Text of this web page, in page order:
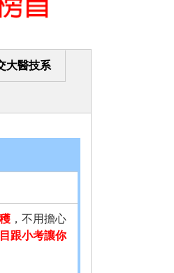
大醫技系
，不用擔心
跟小考讓你